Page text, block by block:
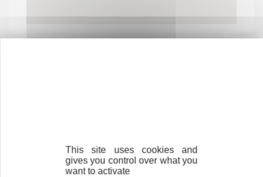
Trouvez à qui vous adresser
This site uses cookies and
gives you control over what you
want to activate